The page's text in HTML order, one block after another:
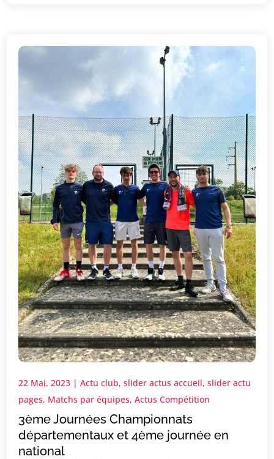
3ème Journées Championnats
départementaux et 4ème journée en
national
22 Mai, 2023 |Actu club,slider actus accueil,slider actu
pages, Matchs par équipes,Actus Compétition